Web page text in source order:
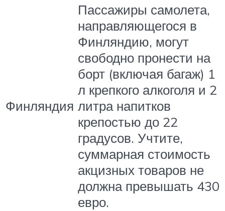
Финляндия
Пассажиры самолета,
направляющегося в
Финляндию, могут
свободно пронести на
борт (включая багаж) 1
л крепкого алкоголя и 2
литра напитков
крепостью до 22
градусов. Учтите,
суммарная стоимость
акцизных товаров не
должна превышать 430
евро.